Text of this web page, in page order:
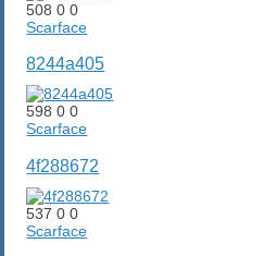
50800
Scarface
8244a405
59800
Scarface
4f288672
53700
Scarface